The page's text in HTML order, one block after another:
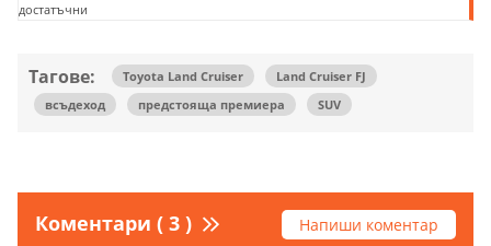
достатъчни
Тагове: Toyota Land Cruiser
Land Cruiser FJ
всъдеход
предстояща премиера SUV
Коментари ( 3 ) Напиши коментар